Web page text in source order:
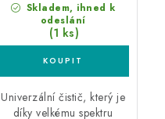
Skladem, ihned k
odeslání
(1 ks)
Univerzální čistič, který je
díky velkému spektru